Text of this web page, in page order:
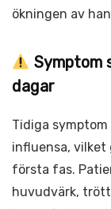
ökningen av
Symptom
dagar
Tidiga
influensa, vilket
första fas.
huvudvärk,